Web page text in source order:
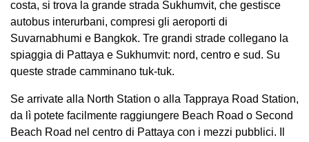
costa, si trova la grande strada Sukhumvit, che gestisce
autobus interurbani, compresi gli aeroporti di
Suvarnabhumi e Bangkok. Tre grandi strade collegano la
spiaggia di Pattaya e Sukhumvit: nord, centro e sud. Su
queste strade camminano tuk-tuk.
Se arrivate alla North Station o alla Tappraya Road Station,
da lì potete facilmente raggiungere Beach Road o Second
Beach Road nel centro di Pattaya con i mezzi pubblici. Il